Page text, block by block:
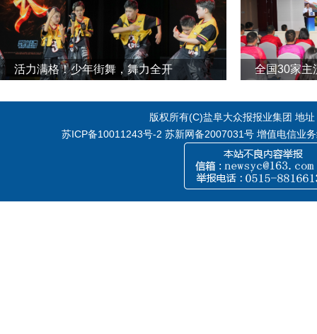
活力满格！少年街舞，舞力全开 全国30家主
版权所有(C)盐阜大众报报业集团 地
苏ICP备10011243号-2 苏新网备2007031号 增值电信业